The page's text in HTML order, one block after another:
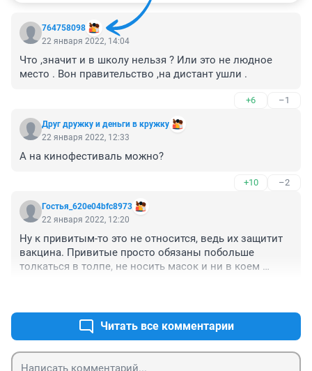
764758098
22 января 2022, 14:04
Что ,значит и в школу нельзя ? Или это не людное
место . Вон правительство ,на дистант ушли .
+6 –1
Друг дружку и деньги в кружку
22 января 2022, 12:33
А на кинофестиваль можно?
+10 –2
Гостья_620e04bfc8973
22 января 2022, 12:20
Ну к привитым-то это не относится, ведь их защитит
вакцина. Привитые просто обязаны побольше
толкаться в толпе, не носить масок и ни в коем
Читать все комментарии